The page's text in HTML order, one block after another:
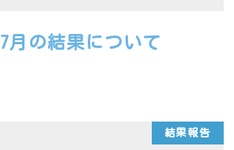
7月の結果について
結果報告